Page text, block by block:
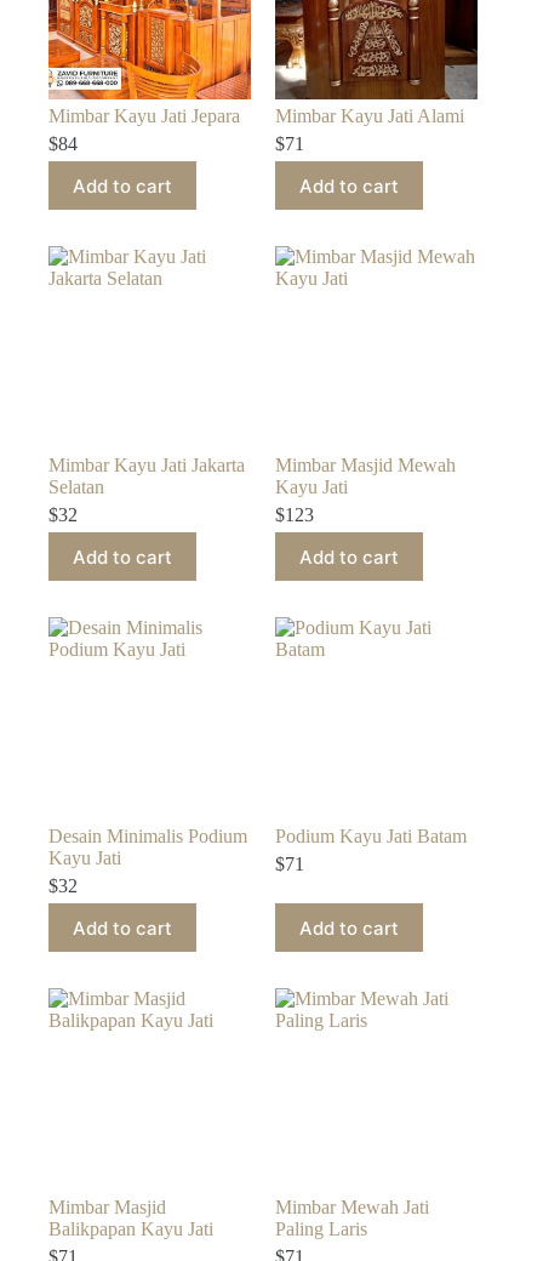
Mimbar Kayu Jati Jepara
$84
Add to cart
Mimbar Kayu Jati Alami
$71
Add to cart
Mimbar Kayu Jati Jakarta
Selatan
$32
Add to cart
Mimbar Masjid Mewah
Kayu Jati
$123
Add to cart
Desain Minimalis Podium
Kayu Jati
$32
Add to cart
Podium Kayu Jati Batam
$71
Add to cart
Mimbar Masjid
Balikpapan Kayu Jati
Mimbar Mewah Jati
Paling Laris